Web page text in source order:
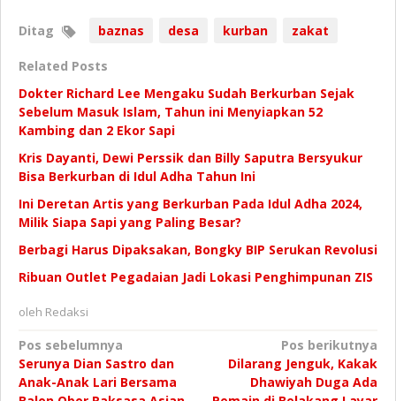
Ditag baznas desa kurban zakat
Related Posts
Dokter Richard Lee Mengaku Sudah Berkurban Sejak
Sebelum Masuk Islam, Tahun ini Menyiapkan 52
Kambing dan 2 Ekor Sapi
Kris Dayanti, Dewi Perssik dan Billy Saputra Bersyukur
Bisa Berkurban di Idul Adha Tahun Ini
Ini Deretan Artis yang Berkurban Pada Idul Adha 2024,
Milik Siapa Sapi yang Paling Besar?
Berbagi Harus Dipaksakan, Bongky BIP Serukan Revolusi
Ribuan Outlet Pegadaian Jadi Lokasi Penghimpunan ZIS
oleh Redaksi
Navigasi
pos
Pos sebelumnya
Serunya Dian Sastro dan
Anak-Anak Lari Bersama
Pos berikutnya
Dilarang Jenguk, Kakak
Dhawiyah Duga Ada